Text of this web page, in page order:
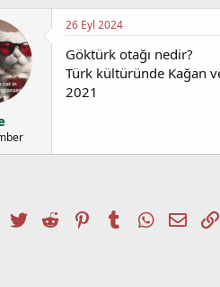
26 Eyl 2024
Göktürk otağı nedir?
Türk kültüründe Kağan
2021
Facebook
TwitterReddit PinterestTumblrWhatsApp
E-